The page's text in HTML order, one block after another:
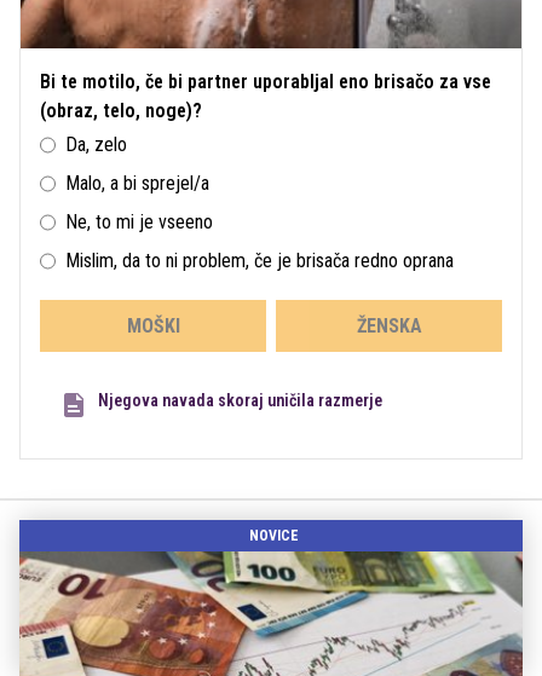
Bi te motilo, če bi partner uporabljal eno brisačo za vse
(obraz, telo, noge)?
Da, zelo
Malo, a bi sprejel/a
Ne, to mi je vseeno
Mislim, da to ni problem, če je brisača redno oprana
MOŠKI ŽENSKA
Njegova navada skoraj uničila razmerje
NOVICE